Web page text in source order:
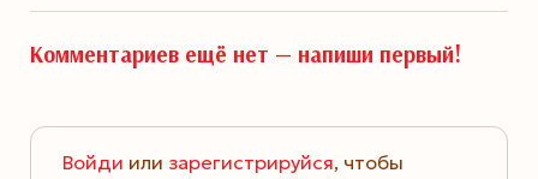
Комментариев ещё нет — напиши первый!
Войди или зарегистрируйся, чтобы